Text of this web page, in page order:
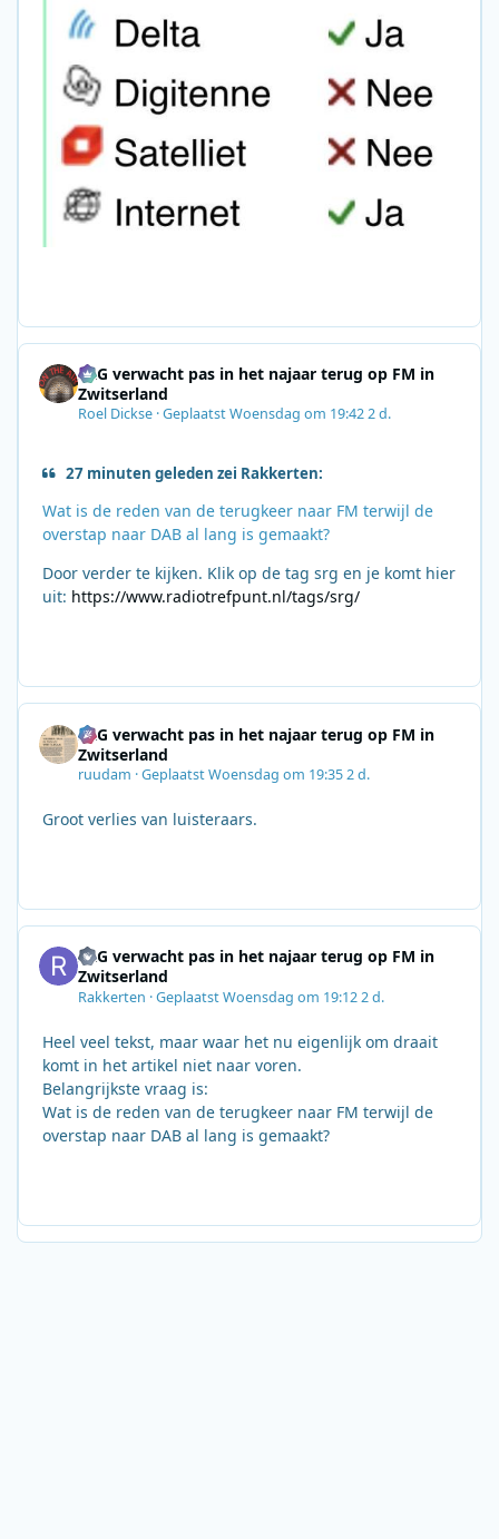
SRG verwacht pas in het najaar terug op FM in
Zwitserland
Roel Dickse ·GeplaatstWoensdag om 19:422 d.
27 minuten geleden zei Rakkerten:
Wat is de reden van de terugkeer naar FM terwijl de
overstap naar DAB al lang is gemaakt?
Door verder te kijken. Klik op de tag srg en je komt hier
uit: https://www.radiotrefpunt.nl/tags/srg/
SRG verwacht pas in het najaar terug op FM in
Zwitserland
ruudam ·GeplaatstWoensdag om 19:352 d.
Groot verlies van luisteraars.
SRG verwacht pas in het najaar terug op FM in
Zwitserland
Rakkerten ·GeplaatstWoensdag om 19:122 d.
Heel veel tekst, maar waar het nu eigenlijk om draait
komt in het artikel niet naar voren.
Belangrijkste vraag is:
Wat is de reden van de terugkeer naar FM terwijl de
overstap naar DAB al lang is gemaakt?